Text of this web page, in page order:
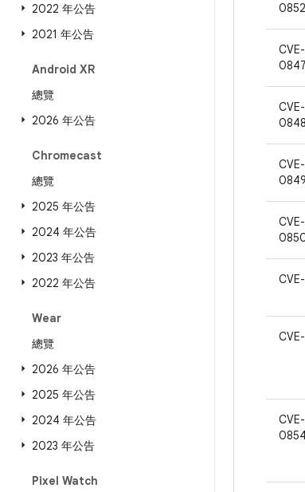
2022 年公告
2021 年公告
Android XR
總覽
2026 年公告
Chromecast
總覽
2025 年公告
2024 年公告
2023 年公告
2022 年公告
Wear
總覽
2026 年公告
2025 年公告
2024 年公告
2023 年公告
Pixel Watch
0852
0847
0848
0849
0854